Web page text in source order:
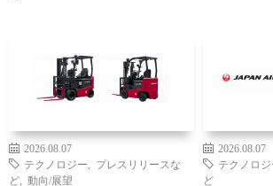
2026.08.07
テクノロジー
プレスリリースな
ど
動向/展望
2026.08.07
テクノロジ
ど